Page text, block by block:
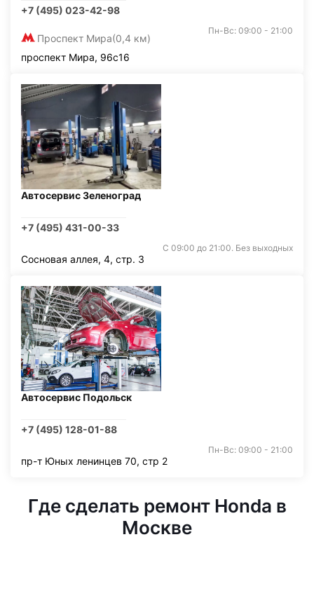
+7 (495) 023-42-98
Проспект Мира(0,4 км)
Пн-Вс: 09:00 - 21:00
проспект Мира, 96с16
Автосервис Зеленоград
+7 (495) 431-00-33
С 09:00 до 21:00. Без выходных
Сосновая аллея, 4, стр. 3
Автосервис Подольск
+7 (495) 128-01-88
Пн-Вс: 09:00 - 21:00
пр-т Юных ленинцев 70, стр 2
Где сделать ремонт Honda в
Москве